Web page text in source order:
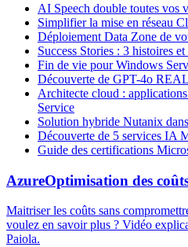
AI Speech double toutes vos
Simplifier la mise en réseau
Déploiement Data Zone de
Success Stories : 3 histoires
Fin de vie pour Windows
Découverte de GPT-4o
Architecte cloud :
Service
Solution hybride Nutanix
Découverte de 5 services IA
Guide des certifications
AzureOptimisation des
Maitriser les coûts sans
voulez en savoir plus ? Vidéo
Paiola.